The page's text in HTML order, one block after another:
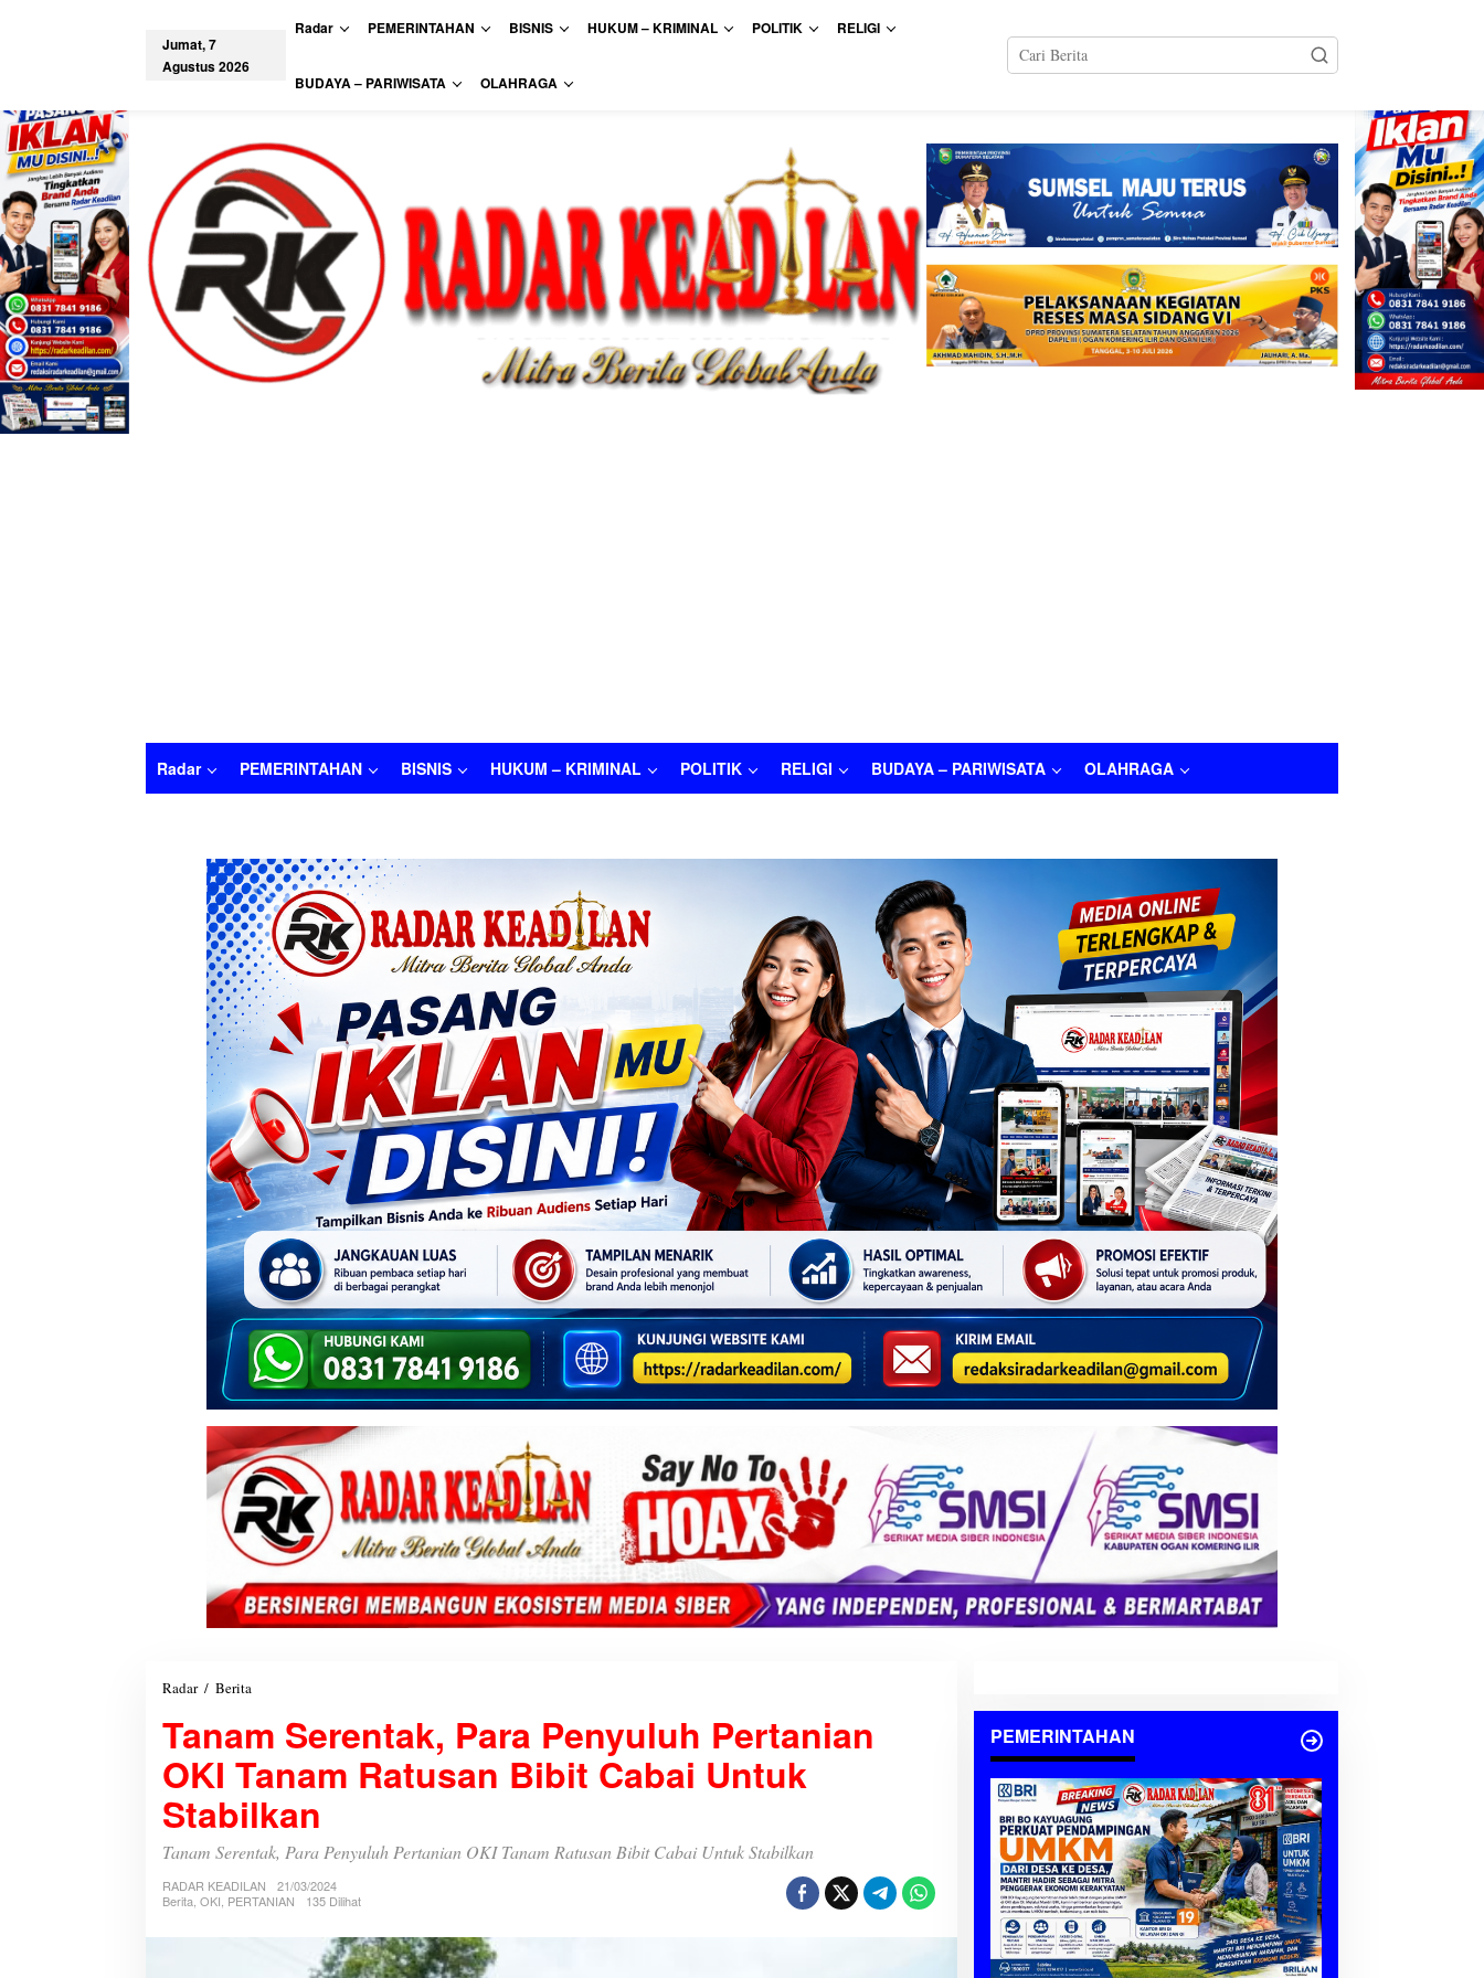
i
k
k
n
t
e
n
Jumat, 7
Agustus 2026
Radar PEMERINTAHAN BISNIS HUKUM – KRIMINAL POLITIK RELIGI
BUDAYA – PARIWISATA OLAHRAGA
Radar PEMERINTAHAN BISNIS HUKUM – KRIMINAL POLITIK RELIGI BUDAYA – PARIWISATA OLAHRAGA
Radar / Berita
n
a
m
S
e
r
e
t
a
Tanam Serentak, Para Penyuluh Pertanian
OKI Tanam Ratusan Bibit Cabai Untuk
Stabilkan
Tanam Serentak, Para Penyuluh Pertanian OKI Tanam Ratusan Bibit Cabai Untuk Stabilkan
RADAR KEADILAN
21/03/2024
Berita, OKI, PERTANIAN 135 Dilihat
PEMERINTAHAN